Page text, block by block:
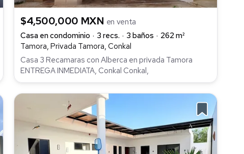
$4,500,000 MXN en venta
Casa en condominio
3 recs. 3 baños
262 m²
Tamora, Privada Tamora, Conkal
Casa 3 Recamaras con Alberca en privada Tamora
ENTREGA INMEDIATA, Conkal Conkal,